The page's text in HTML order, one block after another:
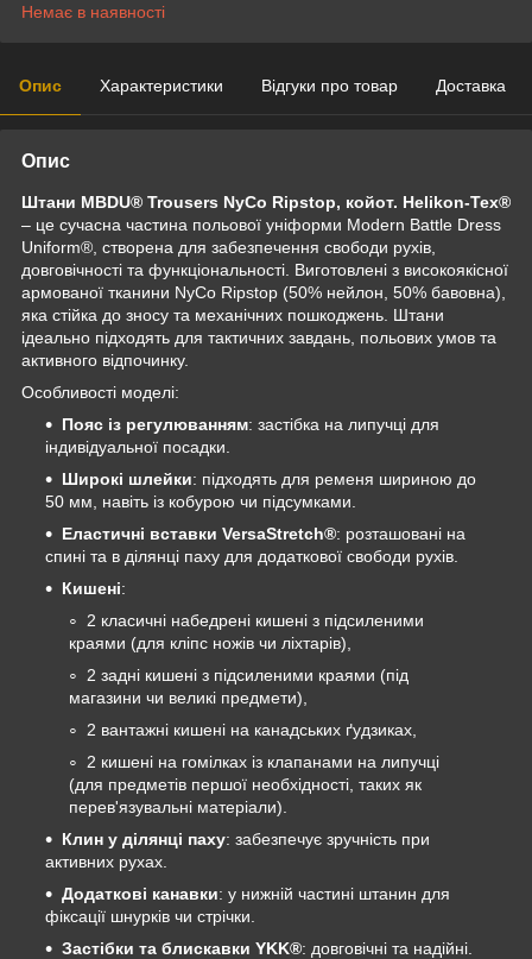
Немає в наявності
Опис Характеристики Відгуки про товар Доставка
Опис
Штани MBDU® Trousers NyCo Ripstop, койот. Helikon-Tex®
– це сучасна частина польової уніформи Modern Battle Dress
Uniform®, створена для забезпечення свободи рухів,
довговічності та функціональності. Виготовлені з високоякісної
армованої тканини NyCo Ripstop (50% нейлон, 50% бавовна),
яка стійка до зносу та механічних пошкоджень. Штани
ідеально підходять для тактичних завдань, польових умов та
активного відпочинку.
Особливості моделі:
Пояс із регулюванням: застібка на липучці для
індивідуальної посадки.
Широкі шлейки: підходять для ременя шириною до
50 мм, навіть із кобурою чи підсумками.
Еластичні вставки VersaStretch®: розташовані на
спині та в ділянці паху для додаткової свободи рухів.
Кишені:
2 класичні набедрені кишені з підсиленими
краями (для кліпс ножів чи ліхтарів),
2 задні кишені з підсиленими краями (під
магазини чи великі предмети),
2 вантажні кишені на канадських ґудзиках,
2 кишені на гомілках із клапанами на липучці
(для предметів першої необхідності, таких як
перев'язувальні матеріали).
Клин у ділянці паху: забезпечує зручність при
активних рухах.
Додаткові канавки: у нижній частині штанин для
фіксації шнурків чи стрічки.
Застібки та блискавки YKK®: довговічні та надійні.